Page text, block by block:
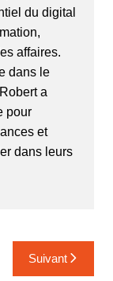
du digital
affaires.
dans le
a
pour
et
dans leurs
Suivant